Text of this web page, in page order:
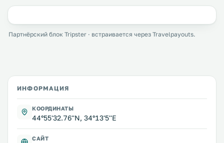
Партнёрский блок Tripster · встраивается через Travelpayouts.
ИНФОРМАЦИЯ
КООРДИНАТЫ
44°55'32.76''N, 34°13'5''E
САЙТ